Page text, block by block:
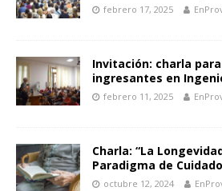
febrero 17, 2025
Invitación: charla
ingresantes en
febrero 11, 2025
Charla: “La
Paradigma de
octubre 12, 2024